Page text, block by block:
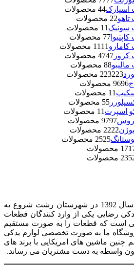
اسپارک 44 محصولات
22 محصولات
سونیک
1 1 محصولات
77 محصولات
11 11 محصولات
کروز
4747 محصولات
88 محصولات
223223 محصولات
9696 محصولات
1 1 محصولات
55 محصولات
اسپرت
1 1 محصولات
9797 محصولات
2222 محصولات
2525 محصولات
17
235
بازرگانی بهبود رضایی از سال 1392 در شهرستان رشت شروع به
رضایی یکی از وارد کنندگان قطعات
است که قطعات را به صورت مستقیم
ما به صورت تخصصی لوازم یدکی
چنین ماشین های امریکایی با برند های
واسطه به دست مشتریان می رساند.